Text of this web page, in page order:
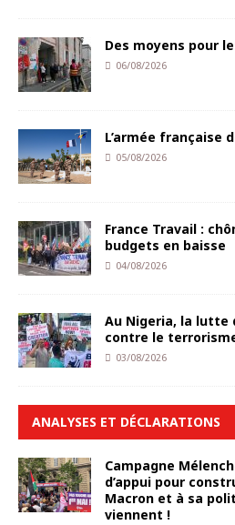
Des moyens pour
06/08/2026
L’armée française
05/08/2026
France Travail :
budgets en baisse
04/08/2026
Au Nigeria, la lutte
contre le
03/08/2026
ANALYSES ET DÉCLARATIONS
Campagne
d’appui pour
Macron et à sa
viennent !